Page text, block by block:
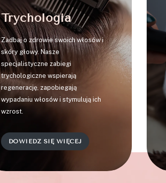
Trychologia
Zadbaj o zdrowie swoich włosów i
skóry głowy. Nasze
specjalistyczne zabiegi
trychologiczne wspierają
regenerację, zapobiegają
wypadaniu włosów i stymulują ich
wzrost.
DOWIEDZ SIĘ WIĘCEJ